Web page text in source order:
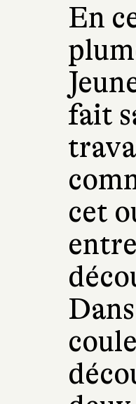
En
fait
cet